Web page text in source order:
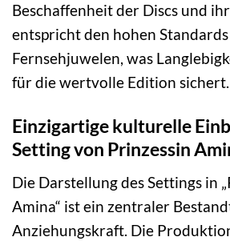
Beschaffenheit der Discs und
entspricht den hohen
Fernsehjuwelen, was
für die wertvolle Edition sichert.
Einzigartige kulturelle
Setting von Prinzessin
Die Darstellung des Settings in
Amina“ ist ein zentraler
Anziehungskraft. Die